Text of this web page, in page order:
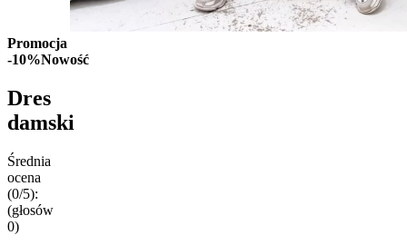
Promocja
-10%Nowość
Dres
damski
Średnia
ocena
(0/5):
(głosów
0)